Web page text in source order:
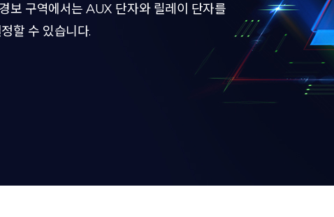
보 구역에서는 AUX 단자와 릴레이 단자를
할 수 있습니다.